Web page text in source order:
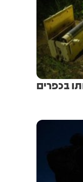
בכפרים